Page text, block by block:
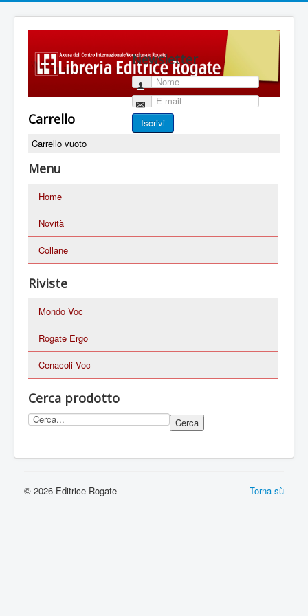
Newsletter
Nome
E-mail
Iscrivi
Carrello
Carrello vuoto
Menu
Home
Novità
Collane
Riviste
Mondo Voc
Rogate Ergo
Cenacoli Voc
Cerca prodotto
Torna sù
© 2026 Editrice Rogate